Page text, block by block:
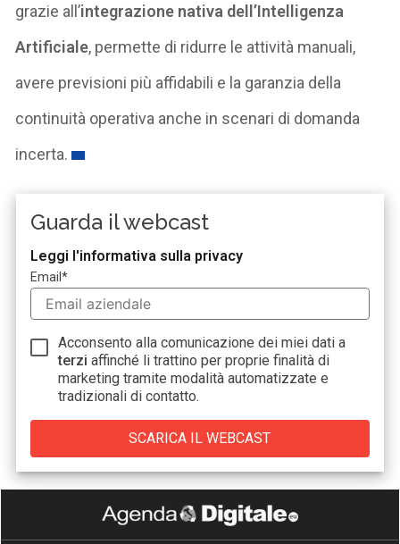
grazie all’integrazione nativa dell’Intelligenza
Artificiale, permette di ridurre le attività manuali,
avere previsioni più affidabili e la garanzia della
continuità operativa anche in scenari di domanda
incerta.
Guarda il webcast
Leggi l'informativa sulla privacy
Email*
Acconsento alla comunicazione dei miei dati a
terzi affinché li trattino per proprie finalità di
marketing tramite modalità automatizzate e
tradizionali di contatto.